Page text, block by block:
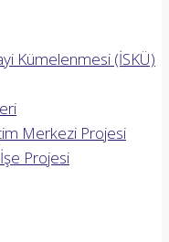
Kümelenmesi (İSKÜ)
Merkezi Projesi
Projesi